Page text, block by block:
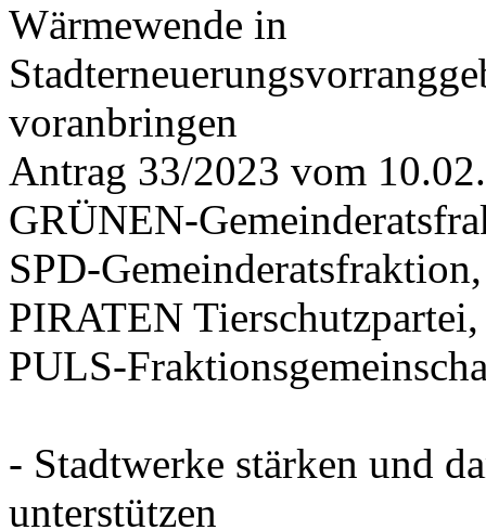
Wärmewende in
voranbringen
Antrag 33/2023 vom
GRÜNEN-
SPD-
PIRATEN Tierschutzpartei,
PULS-
- Stadtwerke stärken und
unterstützen